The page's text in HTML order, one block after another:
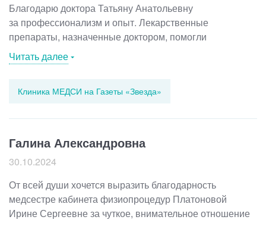
Благодарю доктора Татьяну Анатольевну
за профессионализм и опыт. Лекарственные
препараты, назначенные доктором, помогли
и справились со своей задачей. С Татьяной
Анатольевной приятно беседовать, отвечает на все
Читать далее
Клиника МЕДСИ на Газеты «Звезда»
Галина Александровна
30.10.2024
От всей души хочется выразить благодарность
медсестре кабинета физиопроцедур Платоновой
Ирине Сергеевне за чуткое, внимательное отношение